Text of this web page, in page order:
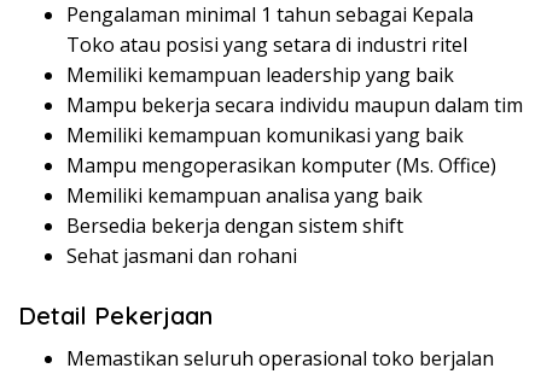
Pengalaman minimal 1 tahun sebagai Kepala
Toko atau posisi yang setara di industri ritel
Memiliki kemampuan leadership yang baik
Mampu bekerja secara individu maupun dalam tim
Memiliki kemampuan komunikasi yang baik
Mampu mengoperasikan komputer (Ms. Office)
Memiliki kemampuan analisa yang baik
Bersedia bekerja dengan sistem shift
Sehat jasmani dan rohani
Detail Pekerjaan
Memastikan seluruh operasional toko berjalan